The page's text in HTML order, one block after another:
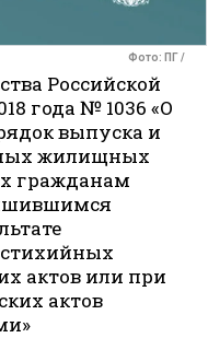
Фото: ПГ /
Российской
года № 1036 «О
выпуска и
жилищных
гражданам
актов или при
актов